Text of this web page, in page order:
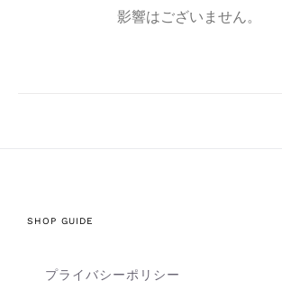
影響はございません。
SHOP GUIDE
プライバシーポリシー